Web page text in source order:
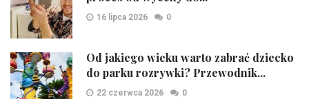
16 lipca 2026 0
Od jakiego wieku warto zabrać dziecko
do parku rozrywki? Przewodnik...
22 czerwca 2026 0